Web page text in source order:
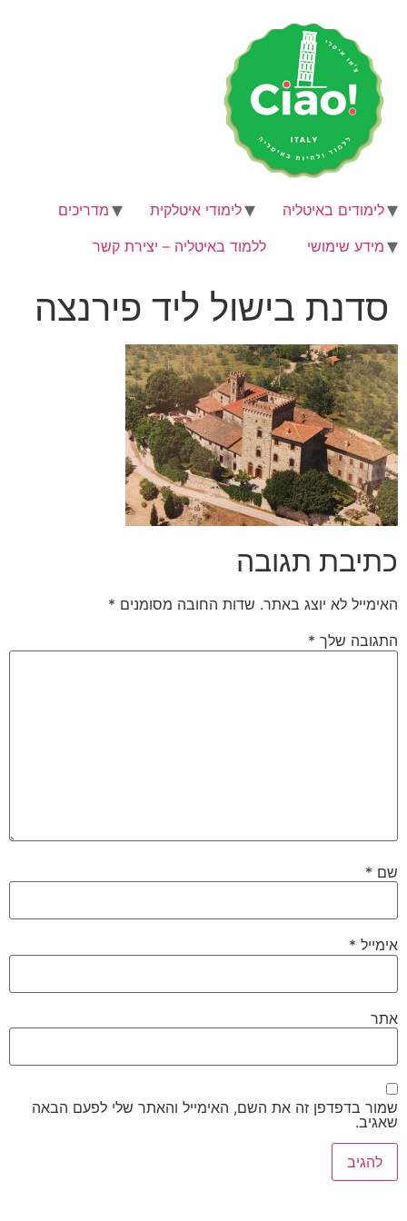
לימודים באיטליה לימודי איטלקית
מדריכים
מידע שימושי
ללמוד באיטליה – יצירת קשר
סדנת בישול ליד פירנצה
כתיבת תגובה
האימייל לא יוצג באתר. שדות החובה מסומנים *
התגובה שלך *
שם *
אימייל *
אתר
שמור בדפדפן זה את השם, האימייל והאתר שלי לפעם הבאה
שאגיב.